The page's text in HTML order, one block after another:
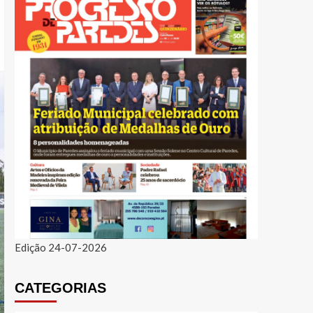
Edição 24-07-2026
CATEGORIAS